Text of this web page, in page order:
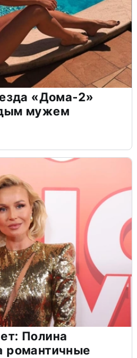
«Дома-2»
мужем
Полина
романтичные